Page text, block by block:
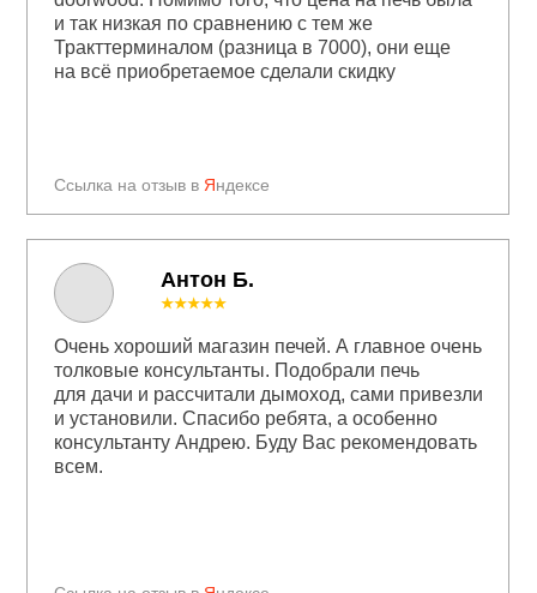
Антон Б.
Ссылка на отзыв в Яндексе
и так низкая по сравнению с тем же
Тракттерминалом (разница в 7000), они еще
на всё приобретаемое сделали скидку
★★★★★
Очень хороший магазин печей. А главное очень
толковые консультанты. Подобрали печь
для дачи и рассчитали дымоход, сами привезли
и установили. Спасибо ребята, а особенно
консультанту Андрею. Буду Вас рекомендовать
всем.